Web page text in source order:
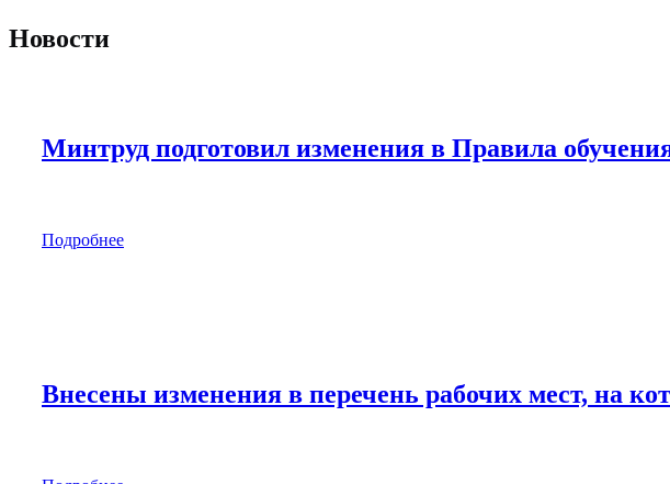
Новости
Минтруд подготовил изменения в Правила
Подробнее
Внесены изменения в перечень рабочих мест, на